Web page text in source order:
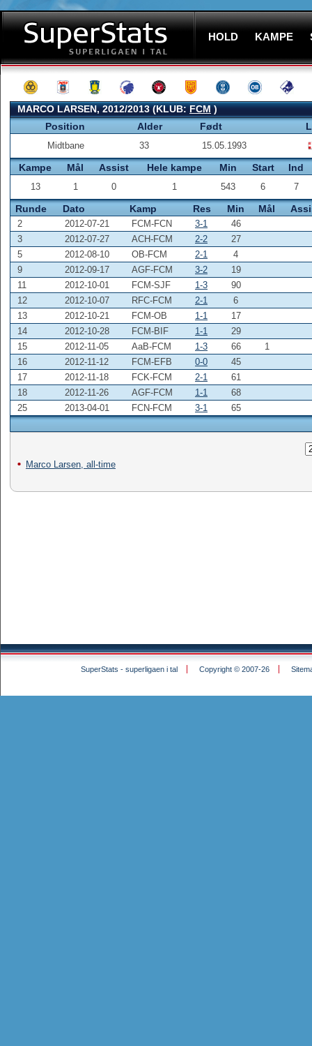
HOLD KAMPE
MARCO LARSEN, 2012/2013 (KLUB:FCM)
Position
Alder Født
Midtbane 33 15.05.1993
Kampe Mål Assist Hele kampe Min Start Ind
13 1 0 1 543 6 7
Runde Dato Kamp Res Min Mål
2 2012-07-21 FCM-FCN 3-1
46
3
2012-07-27 ACH-FCM 2-2
27
5
2012-08-10 OB-FCM 2-1
4
9
2012-09-17 AGF-FCM 3-2
19
11
2012-10-01 FCM-SJF 1-3
90
12
2012-10-07 RFC-FCM 2-1
6
13
2012-10-21 FCM-OB 1-1
17
14
2012-10-28 FCM-BIF 1-1
29
15
2012-11-05 AaB-FCM 1-3 66
1
16
2012-11-12 FCM-EFB 0-0
45
17
2012-11-18 FCK-FCM 2-1
61
18
2012-11-26 AGF-FCM 1-1
68
25
2013-04-01 FCN-FCM 3-1 65
Marco Larsen, all-time
SuperStats - superligaen i tal Copyright © 2007-26